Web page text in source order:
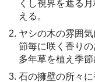
くし視界を遮る
える。
ヤシの木の雰囲
節毎に咲く香り
多年草を植え季節
石の擁壁の所々